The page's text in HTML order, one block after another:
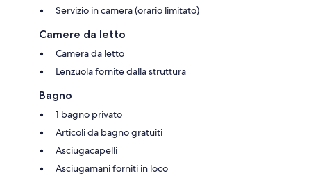
Servizio in camera (orario limitato)
Camere da letto
Camera da letto
Lenzuola fornite dalla struttura
Bagno
1 bagno privato
Articoli da bagno gratuiti
Asciugacapelli
Asciugamani forniti in loco